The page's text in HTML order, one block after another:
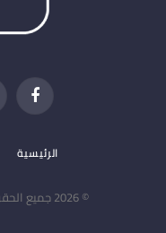
فيسبوك
الرئيسية
© 2026 جميع الحقوق محفوظة للشيخ جمال الضاري